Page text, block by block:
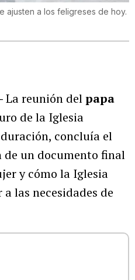
ajusten a los feligreses de hoy.
La reunión delpapa
de la Iglesia
concluía el
de un documento final
y cómo la Iglesia
las necesidades de